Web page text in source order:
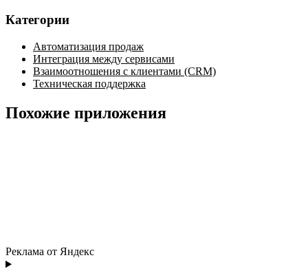
Категории
Автоматизация продаж
Интеграция между сервисами
Взаимоотношения с клиентами (CRM)
Техническая поддержка
Похожие приложения
Реклама от Яндекс